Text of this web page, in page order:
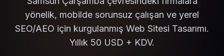
yönelik, mobilde sorunsuz çalışan ve yerel
SEO/AEO için kurgulanmış Web Sitesi Tasarımı.
Yıllık 50 USD + KDV.